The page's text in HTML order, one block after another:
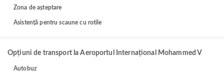
Zona de așteptare
Asistență pentru scaune cu rotile
Opțiuni de transport la Aeroportul Internațional Mohammed V
Autobuz